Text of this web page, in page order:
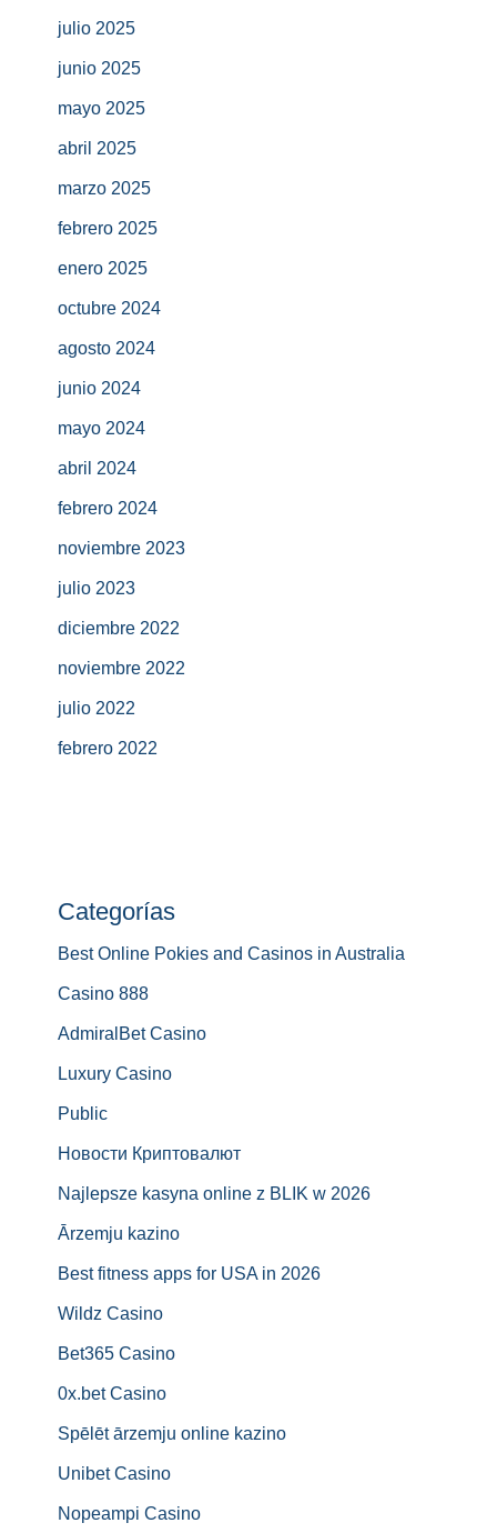
julio 2025
junio 2025
mayo 2025
abril 2025
marzo 2025
febrero 2025
enero 2025
octubre 2024
agosto 2024
junio 2024
mayo 2024
abril 2024
febrero 2024
noviembre 2023
julio 2023
diciembre 2022
noviembre 2022
julio 2022
febrero 2022
Categorías
Best Online Pokies and Casinos in Australia
Casino 888
AdmiralBet Casino
Luxury Casino
Public
Новости Криптовалют
Najlepsze kasyna online z BLIK w 2026
Ārzemju kazino
Best fitness apps for USA in 2026
Wildz Casino
Bet365 Casino
0x.bet Casino
Spēlēt ārzemju online kazino
Unibet Casino
Nopeampi Casino